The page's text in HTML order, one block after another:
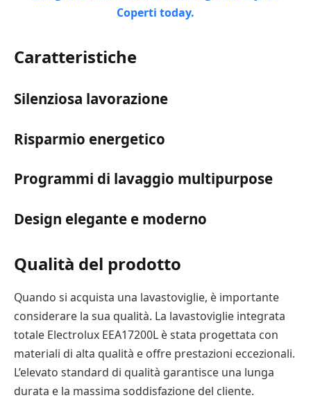
Caratteristiche
Silenziosa lavorazione
Risparmio energetico
Programmi di lavaggio multipurpose
Design elegante e moderno
Qualità del prodotto
Quando si acquista una lavastoviglie, è importante
considerare la sua qualità. La lavastoviglie integrata
totale Electrolux EEA17200L è stata progettata con
materiali di alta qualità e offre prestazioni eccezionali.
L’elevato standard di qualità garantisce una lunga
durata e la massima soddisfazione del cliente.